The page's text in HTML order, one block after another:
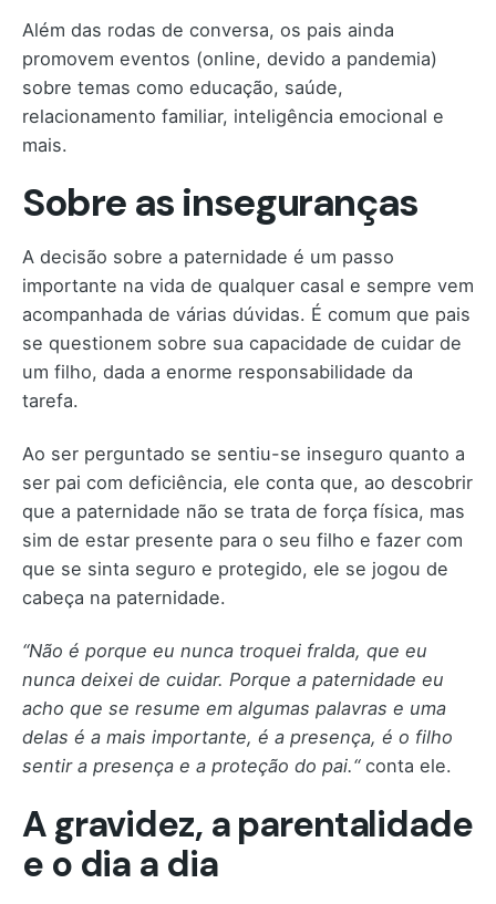
Além das rodas de conversa, os pais ainda
promovem eventos (online, devido a pandemia)
sobre temas como educação, saúde,
relacionamento familiar, inteligência emocional e
mais.
Sobre as inseguranças
A decisão sobre a paternidade é um passo
importante na vida de qualquer casal e sempre vem
acompanhada de várias dúvidas. É comum que pais
se questionem sobre sua capacidade de cuidar de
um filho, dada a enorme responsabilidade da
tarefa.
Ao ser perguntado se sentiu-se inseguro quanto a
ser pai com deficiência, ele conta que, ao descobrir
que a paternidade não se trata de força física, mas
sim de estar presente para o seu filho e fazer com
que se sinta seguro e protegido, ele se jogou de
cabeça na paternidade.
“Não é porque eu nunca troquei fralda, que eu
nunca deixei de cuidar. Porque a paternidade eu
acho que se resume em algumas palavras e uma
delas é a mais importante, é a presença, é o filho
sentir a presença e a proteção do pai.“ conta ele.
A gravidez, a parentalidade
e o dia a dia